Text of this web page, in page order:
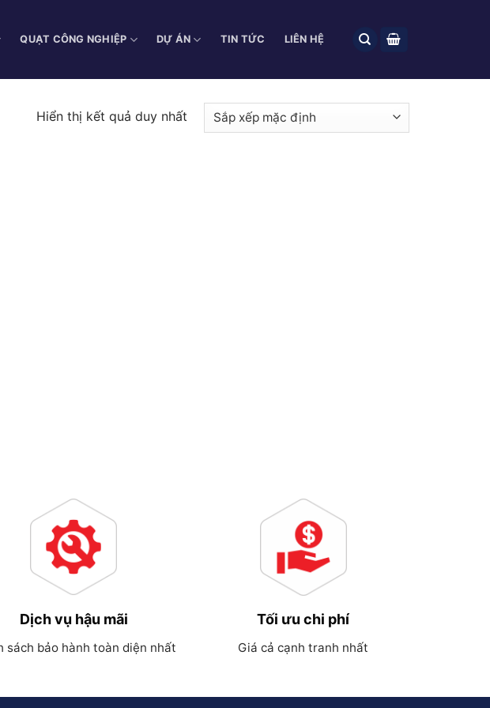
QUẠT CÔNG NGHIỆP DỰ ÁN TIN TỨC LIÊN HỆ
Hiển thị kết quả duy nhất
Dịch vụ hậu mãi
sách bảo hành toàn diện nhất
Tối ưu chi phí
Giá cả cạnh tranh nhất